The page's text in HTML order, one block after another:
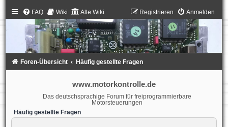
FAQ Wiki Alte Wiki Anmelden
Registrieren
Foren-Übersicht Häufig gestellte Fragen
www.motorkontrolle.de
Das deutschsprachige Forum für freiprogrammierbare
Motorsteuerungen
Häufig gestellte Fragen